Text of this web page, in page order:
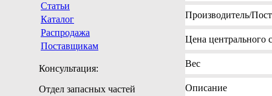
Статьи
Каталог
Распродажа
Поставщикам
Консультация:
Отдел запасных частей
Производитель/
Цена центрального
Вес
Описание